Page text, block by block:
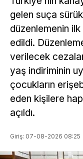
gelen suça
düzenlemenin
edildi.
verilecek cezalar
yaş indiriminin
çocukların
eden kişilere
açıldı.
Giriş: 07-08-2026 08:25